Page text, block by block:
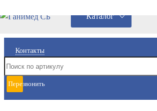
Контакты
Перезвонить
мне
Каталог